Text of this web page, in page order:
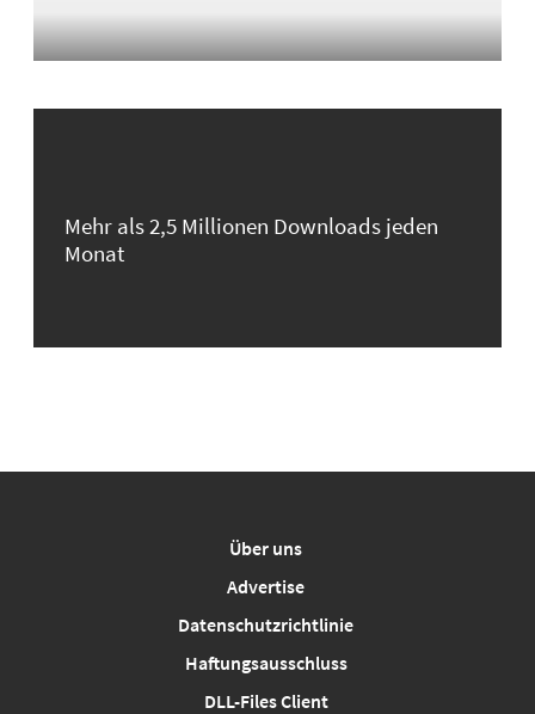
Mehr als 2,5 Millionen Downloads jeden
Monat
Über uns
Advertise
Datenschutzrichtlinie
Haftungsausschluss
DLL-Files Client